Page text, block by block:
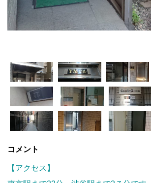
コメント
【アクセス】